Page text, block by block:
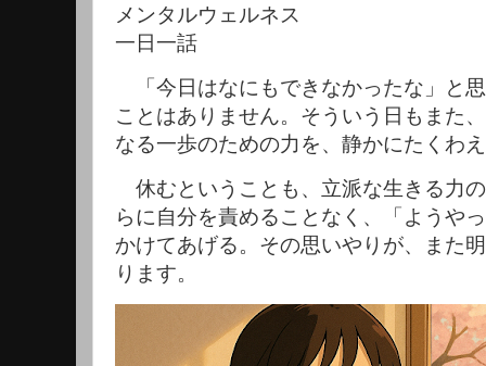
メンタルウェルネス
一日一話
「今日はなにもできなかったな」と
ことはありません。そういう日もまた
なる一歩のための力を、静かにたくわ
休むということも、立派な生きる力
らに自分を責めることなく、「ようや
かけてあげる。その思いやりが、また
ります。